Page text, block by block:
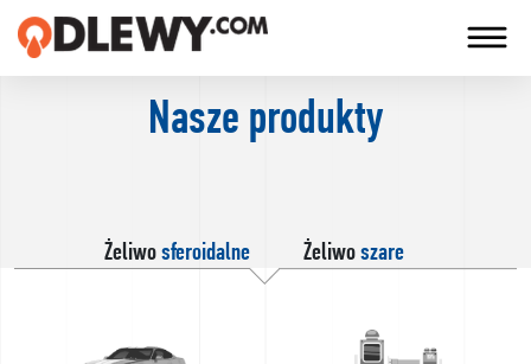
Firma
Nasze produkty
Żeliwosferoidalne Żeliwoszare